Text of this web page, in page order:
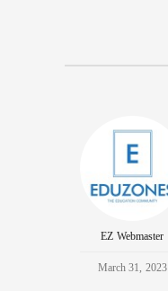
EZ Webmaster
March 31, 2023